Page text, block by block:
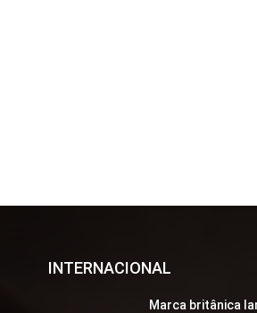
INTERNACIONAL
Marca britânica